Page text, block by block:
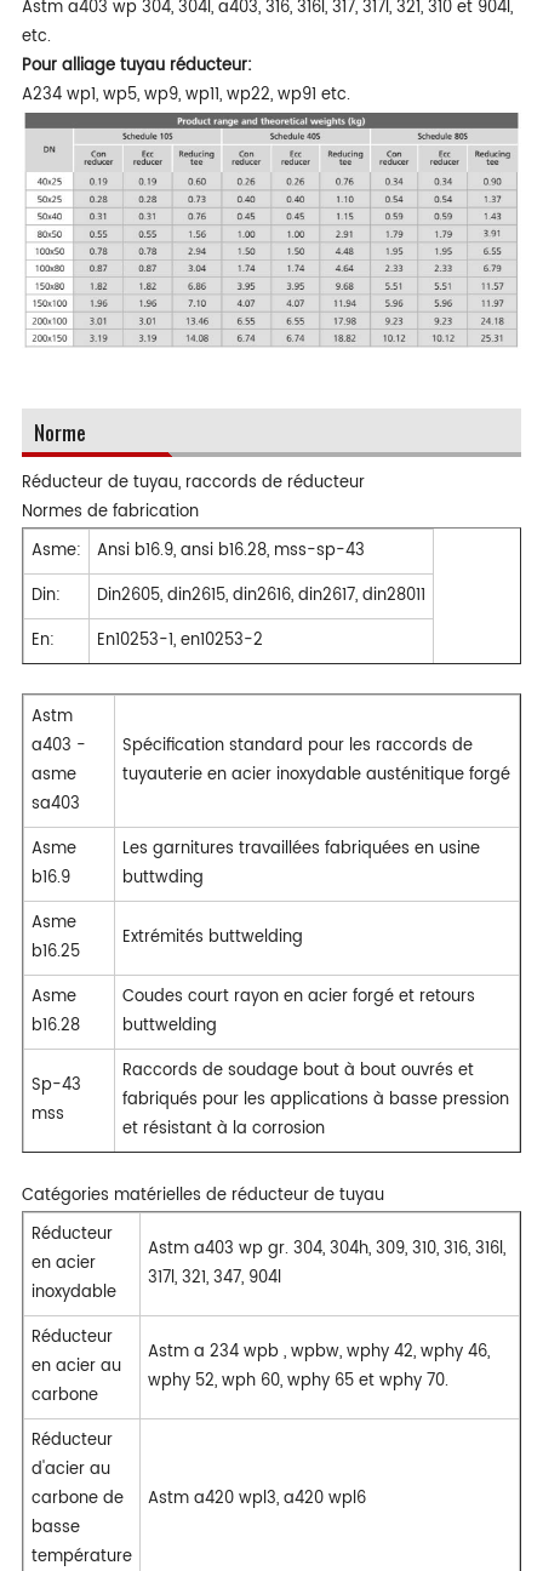
Astm a403 wp 304, 304l, a403, 316, 316l, 317, 317l, 321, 310 et 904l,
etc.
Pour alliage tuyau réducteur:
A234 wp1, wp5, wp9, wp11, wp22, wp91 etc.
Norme
Réducteur de tuyau, raccords de réducteur
Normes de fabrication
Asme:
Ansi b16.9, ansi b16.28, mss-sp-43
Din:
Din2605, din2615, din2616, din2617, din28011
En:
En10253-1, en10253-2
Astm
a403 -
asme
sa403
Spécification standard pour les raccords de
tuyauterie en acier inoxydable austénitique forgé
Asme
b16.9
Les garnitures travaillées fabriquées en usine
buttwding
Asme
b16.25
Extrémités buttwelding
Asme
b16.28
Coudes court rayon en acier forgé et retours
buttwelding
Sp-43
mss
Raccords de soudage bout à bout ouvrés et
fabriqués pour les applications à basse pression
et résistant à la corrosion
Catégories matérielles de réducteur de tuyau
Réducteur
en acier
inoxydable
Astm a403 wp gr. 304, 304h, 309, 310, 316, 316l,
317l, 321, 347, 904l
Réducteur
en acier au
carbone
Astm a 234 wpb , wpbw, wphy 42, wphy 46,
wphy 52, wph 60, wphy 65 et wphy 70.
Réducteur
d'acier au
carbone de
basse
température
Astm a420 wpl3, a420 wpl6